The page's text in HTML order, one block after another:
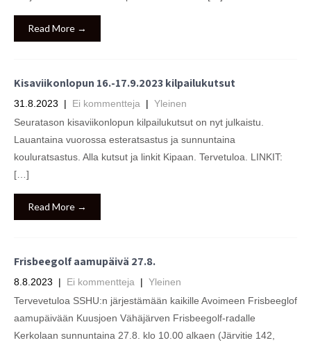
Read More →
Kisaviikonlopun 16.-17.9.2023 kilpailukutsut
31.8.2023 | Ei kommentteja | Yleinen
Seuratason kisaviikonlopun kilpailukutsut on nyt julkaistu.
Lauantaina vuorossa esteratsastus ja sunnuntaina
kouluratsastus. Alla kutsut ja linkit Kipaan. Tervetuloa. LINKIT:
[…]
Read More →
Frisbeegolf aamupäivä 27.8.
8.8.2023 | Ei kommentteja | Yleinen
Tervevetuloa SSHU:n järjestämään kaikille Avoimeen Frisbeeglof
aamupäivään Kuusjoen Vähäjärven Frisbeegolf-radalle
Kerkolaan sunnuntaina 27.8. klo 10.00 alkaen (Järvitie 142,